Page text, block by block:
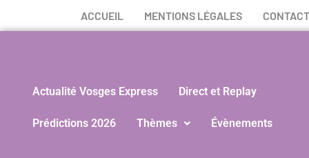
ACCUEIL MENTIONS LÉGALES CONTACT
Actualité Vosges Express Direct et Replay
Prédictions 2026 Thèmes Évènements